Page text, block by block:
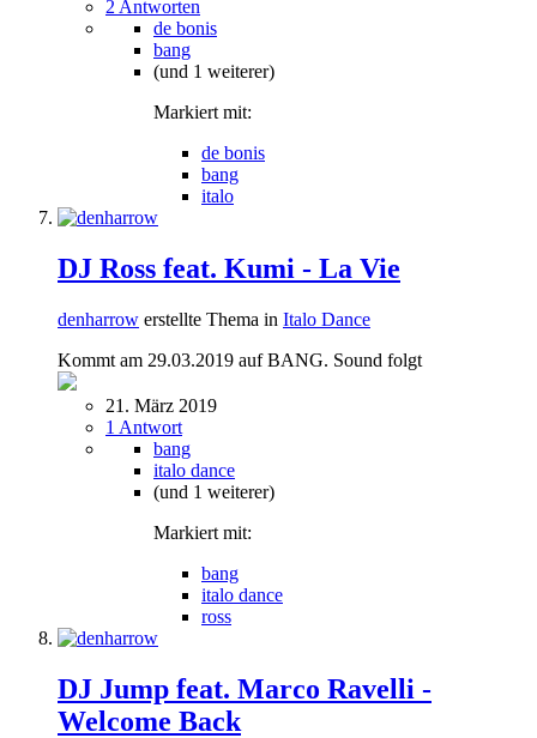
2 Antworten
de bonis
bang
(und 1 weiterer)
Markiert mit:
de bonis
bang
italo
DJ Ross feat. Kumi - La Vie
denharrow erstellte Thema in Italo Dance
Kommt am 29.03.2019 auf BANG. Sound folgt
21. März 2019
1 Antwort
bang
italo dance
(und 1 weiterer)
Markiert mit:
bang
italo dance
ross
DJ Jump feat. Marco Ravelli -
Welcome Back